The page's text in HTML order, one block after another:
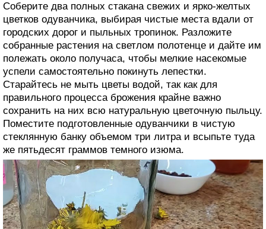
Соберите два полных стакана свежих и ярко-желтых
цветков одуванчика, выбирая чистые места вдали от
городских дорог и пыльных тропинок. Разложите
собранные растения на светлом полотенце и дайте им
полежать около получаса, чтобы мелкие насекомые
успели самостоятельно покинуть лепестки.
Старайтесь не мыть цветы водой, так как для
правильного процесса брожения крайне важно
сохранить на них всю натуральную цветочную пыльцу.
Поместите подготовленные одуванчики в чистую
стеклянную банку объемом три литра и всыпьте туда
же пятьдесят граммов темного изюма.